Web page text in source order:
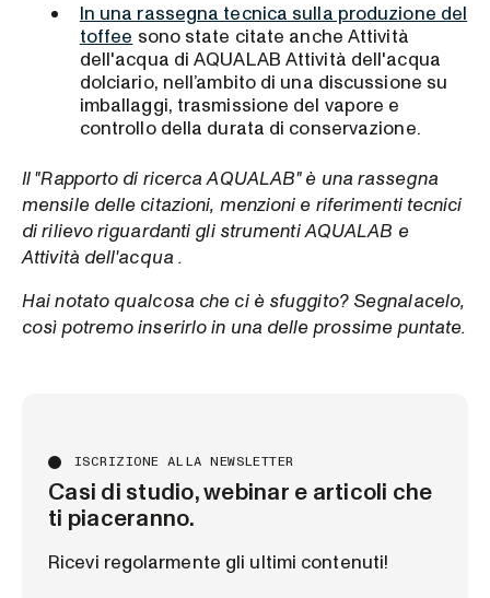
In una rassegna tecnica sulla produzione del
toffee sono state citate anche Attività
dell'acqua di AQUALAB Attività dell'acqua
dolciario, nell’ambito di una discussione su
imballaggi, trasmissione del vapore e
controllo della durata di conservazione.
Il "Rapporto di ricerca AQUALAB" è una rassegna
mensile delle citazioni, menzioni e riferimenti tecnici
di rilievo riguardanti gli strumenti AQUALAB e
Attività dell'acqua .
Hai notato qualcosa che ci è sfuggito? Segnalacelo,
così potremo inserirlo in una delle prossime puntate.
ISCRIZIONE ALLA NEWSLETTER
Casi di studio, webinar e articoli che
ti piaceranno.
Ricevi regolarmente gli ultimi contenuti!